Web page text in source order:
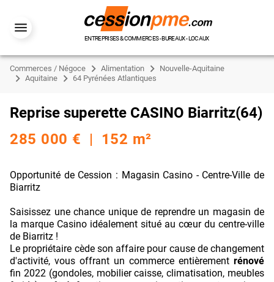
ENTREPRISES & COMMERCES - BUREAUX - LOCAUX
Commerces / Négoce Alimentation
Nouvelle-Aquitaine
Aquitaine
64 Pyrénées Atlantiques
Reprise superette CASINO Biarritz(64)
285 000 € | 152 m²
Opportunité de Cession : Magasin Casino - Centre-Ville de
Biarritz
Saisissez une chance unique de reprendre un magasin de
la marque Casino idéalement situé au cœur du centre-ville
de Biarritz !
Le propriétaire cède son affaire pour cause de changement
d'activité, vous offrant un commerce entièrement rénové
fin 2022 (gondoles, mobilier caisse, climatisation, meubles